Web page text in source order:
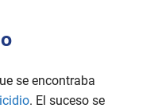
se encontraba
. El suceso se